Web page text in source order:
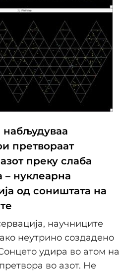
набљудуваа
претвораат
преку слаба
– нуклеарна
од соништата на
научниците
неутрино создадено
удира во атом на
во азот. Не